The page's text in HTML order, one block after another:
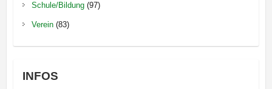
Schule/Bildung(97)
Verein(83)
INFOS